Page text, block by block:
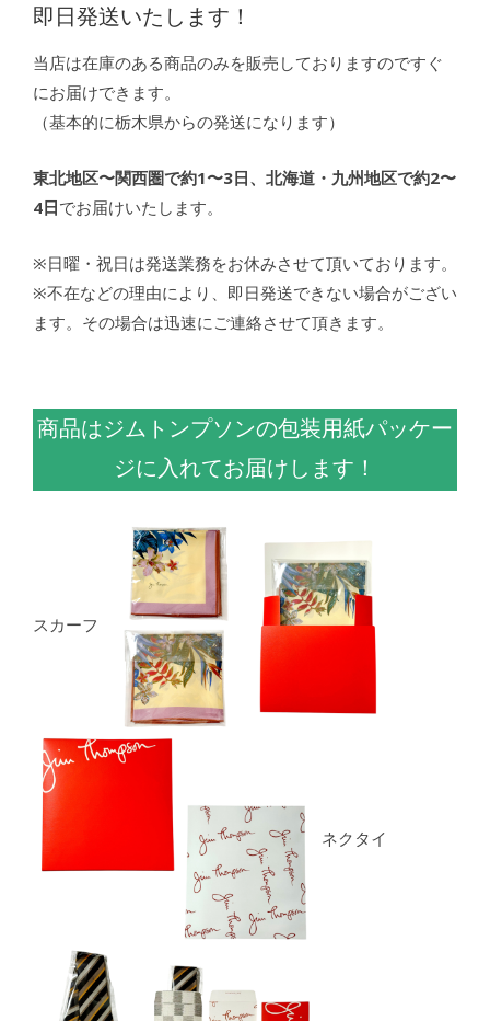
即日発送いたします！
当店は在庫のある商品のみを販売しておりますのですぐ
にお届けできます。
（基本的に栃木県からの発送になります）
東北地区〜関西圏で約1〜3日、北海道・九州地区で約2〜
4日でお届けいたします。
※日曜・祝日は発送業務をお休みさせて頂いております。
※不在などの理由により、即日発送できない場合がござい
ます。その場合は迅速にご連絡させて頂きます。
商品はジムトンプソンの包装用紙パッケー
ジに入れてお届けします！
スカーフ
ネクタイ